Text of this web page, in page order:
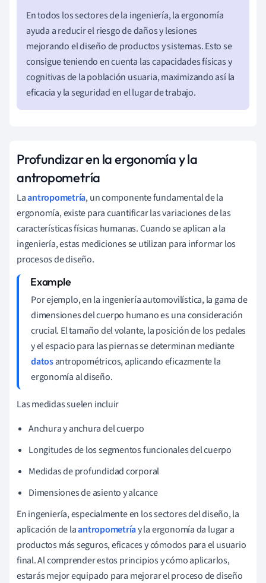
En todos los sectores de la ingeniería, la ergonomía
ayuda a reducir el riesgo de daños y lesiones
mejorando el diseño de productos y sistemas. Esto se
consigue teniendo en cuenta las capacidades físicas y
cognitivas de la población usuaria, maximizando así la
eficacia y la seguridad en el lugar de trabajo.
Profundizar en la ergonomía y la
antropometría
Laantropometría, un componente fundamental de la
ergonomía, existe para cuantificar las variaciones de las
características físicas humanas. Cuando se aplican a la
ingeniería, estas mediciones se utilizan para informar los
procesos de diseño.
Por ejemplo, en la ingeniería automovilística, la gama de
dimensiones del cuerpo humano es una consideración
crucial. El tamaño del volante, la posición de los pedales
y el espacio para las piernas se determinan mediante
datosantropométricos, aplicando eficazmente la
ergonomía al diseño.
Las medidas suelen incluir
Anchura y anchura del cuerpo
Longitudes de los segmentos funcionales del cuerpo
Medidas de profundidad corporal
Dimensiones de asiento y alcance
En ingeniería, especialmente en los sectores del diseño, la
aplicación de laantropometríay la ergonomía da lugar a
productos más seguros, eficaces y cómodos para el usuario
final. Al comprender estos principios y cómo aplicarlos,
estarás mejor equipado para mejorar el proceso de diseño